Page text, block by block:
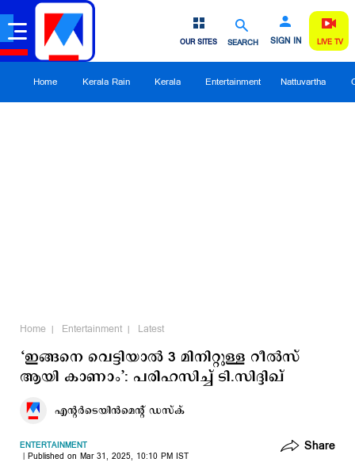
SEARCH SIGN IN
OUR SITES LIVE TV
Home Kerala Rain Kerala Entertainment Nattuvartha
Home Entertainment Latest
‘ഇങ്ങനെ വെട്ടിയാൽ 3 മിനിറ്റുള്ള റീൽസ്
ആയി കാണാം’: പരിഹസിച്ച് ടി.സിദ്ദിഖ്
എന്‍റര്‍ടെയിന്‍മെന്‍റ് ഡസ്ക്
ENTERTAINMENT
Published on Mar 31, 2025, 10:10 PM IST
Share